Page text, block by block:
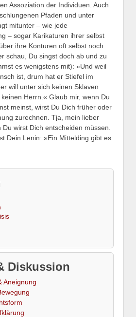
As­soziation der Individuen. Auch
Pfaden und unter
mitunter – wie jede
– sogar Karikaturen ihrer selbst
ihre Konturen oft selbst noch
schau, Du singst doch ab und zu
es wenigstens mit): »Und weil
ist, drum hat er Stiefel im
will unter sich keinen Sklaven
Herrn.« Glaub mir, wenn Du
meinst, wirst Du Dich früher oder
zurechnen. Tja, mein lieber
wirst Dich entscheiden müssen.
Dein Lenin: »Ein Mittelding gibt es
Diskussion
Aneignung